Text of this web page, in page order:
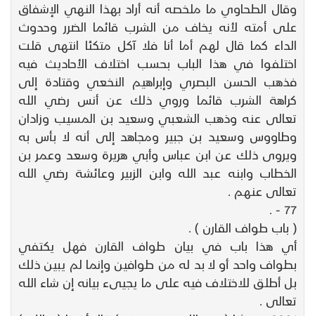
وقال الطحاوي ما ملخصه أنه أراد بهذا النهي الإشفاق
على أمته لأنه يخاف من الشرب قائما الضرر وحدوث
الداء كما قال لهم أما أنا فلا آكل متكئا انتهى قلت
اختلفوا في هذا الباب بحسب اختلاف الأحاديث فيه
فذهب الحسن البصري وإبراهيم النخعي وقتادة إلى
كراهة الشرب قائما وروي ذلك عن أنس رضي الله
تعالى عنه وذهب الشعبي وسعيد بن المسيب وزادان
وطاووس وسعيد بن جبير ومجاهد إلى أنه لا بأس به
ويروى ذلك عن ابن عباس وأبي هريرة وسعد وعمر بن
الخطاب وابنه عبد الله وابن الزبير وعائشة رضي الله
تعالى عنهم .
77 - .
( باب طواف القارن ) .
أي هذا باب في بيان طواف القارن فهل يكتفي
بطواف واحد أو لا بد له من طوافين وإنما لم يبين ذلك
بل أطلق للاختلاف فيه على ما يجيىء بيانه إن شاء الله
تعالى .